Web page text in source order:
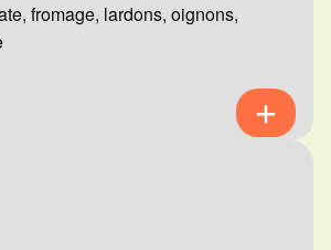
fromage, lardons, oignons,